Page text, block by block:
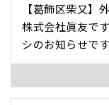
【葛飾区柴又】
株式会社眞友です。 本日は、夏のキャンペー
シのお知らせです🍉 大手メーカー塗料が在庫
分セール！！ 外壁塗装が破格の25,5万円～！ なくなり
次第終了です。
場代、高圧洗浄